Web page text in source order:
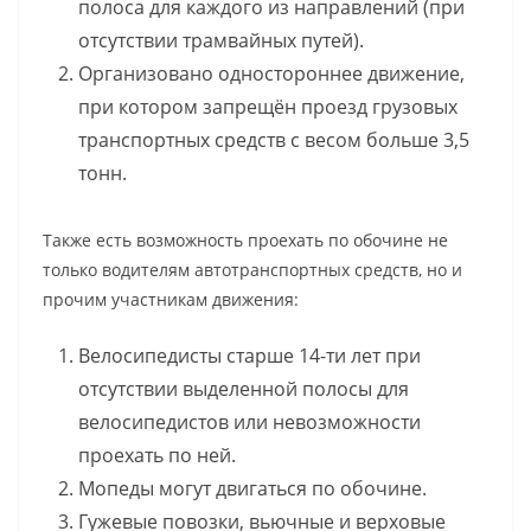
полоса для каждого из направлений (при
отсутствии трамвайных путей).
Организовано одностороннее движение,
при котором запрещён проезд грузовых
транспортных средств с весом больше 3,5
тонн.
Также есть возможность проехать по обочине не
только водителям автотранспортных средств, но и
прочим участникам движения:
Велосипедисты старше 14-ти лет при
отсутствии выделенной полосы для
велосипедистов или невозможности
проехать по ней.
Мопеды могут двигаться по обочине.
Гужевые повозки, вьючные и верховые